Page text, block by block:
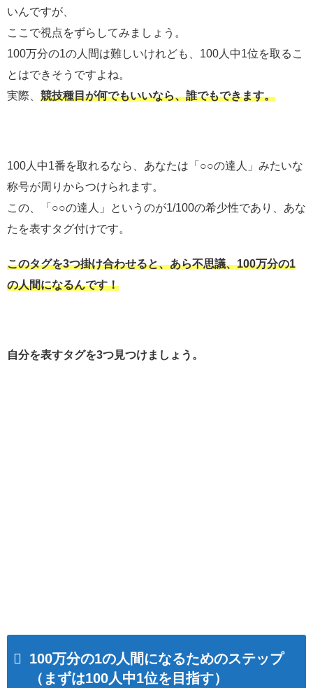
いんですが、
ここで視点をずらしてみましょう。
100万分の1の人間は難しいけれども、100人中1位を取るこ
とはできそうですよね。
実際、 競技種目が何でもいいなら、誰でもできます。
100人中1番を取れるなら、あなたは「○○の達人」みたいな
称号が周りからつけられます。
この、「○○の達人」というのが1/100の希少性であり、あな
たを表すタグ付けです。
このタグを3つ掛け合わせると、あら不思議、100万分の1
の人間になるんです！
自分を表すタグを3つ見つけましょう。
100万分の1の人間になるためのステップ
（まずは100人中1位を目指す）